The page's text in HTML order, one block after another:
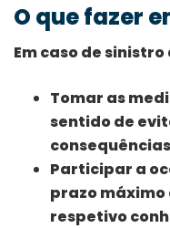
O que fazer
Em caso de sinistro
Tomar as
sentido de
Participar a
prazo máximo
respetivo